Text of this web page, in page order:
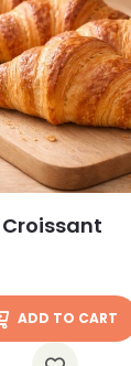
Croissant
ADD TO CART